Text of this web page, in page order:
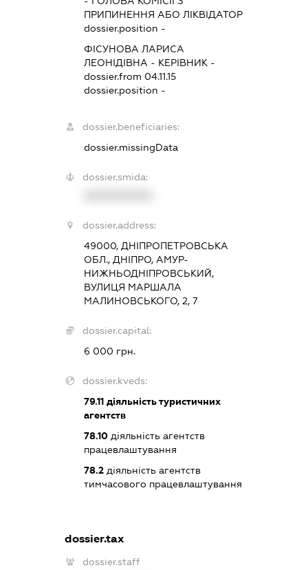
ПРИПИНЕННЯ АБО ЛІКВІДАТОР
dossier.position -
ФІСУНОВА ЛАРИСА
ЛЕОНІДІВНА - КЕРІВНИК -
dossier.from 04.11.15
dossier.position -
dossier.beneficiaries:
dossier.missingData
dossier.smida:
dossier.address:
49000, ДНІПРОПЕТРОВСЬКА
ОБЛ., ДНІПРО, АМУР-
НИЖНЬОДНІПРОВСЬКИЙ,
ВУЛИЦЯ МАРШАЛА
МАЛИНОВСЬКОГО, 2, 7
dossier.capital:
6 000 грн.
dossier.kveds:
79.11діяльність туристичних
агентств
78.10діяльність агентств
працевлаштування
78.2діяльність агентств
тимчасового працевлаштування
dossier.tax
dossier.staff